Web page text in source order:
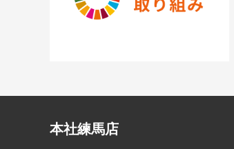
本社練馬店